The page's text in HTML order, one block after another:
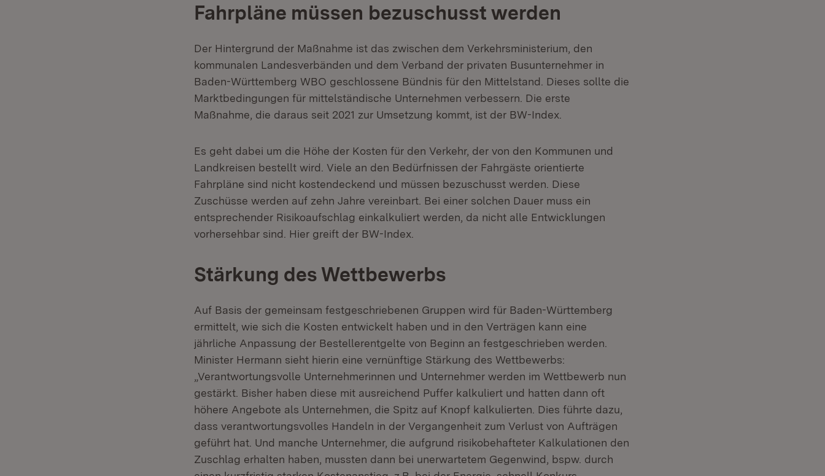
Fahrpläne müssen bezuschusst werden
Der Hintergrund der Maßnahme ist das zwischen dem Verkehrsministerium, den
kommunalen Landesverbänden und dem Verband der privaten Busunternehmer in
Baden-Württemberg WBO geschlossene Bündnis für den Mittelstand. Dieses sollte die
Marktbedingungen für mittelständische Unternehmen verbessern. Die erste
Maßnahme, die daraus seit 2021 zur Umsetzung kommt, ist der BW-Index.
Es geht dabei um die Höhe der Kosten für den Verkehr, der von den Kommunen und
Landkreisen bestellt wird. Viele an den Bedürfnissen der Fahrgäste orientierte
Fahrpläne sind nicht kostendeckend und müssen bezuschusst werden. Diese
Zuschüsse werden auf zehn Jahre vereinbart. Bei einer solchen Dauer muss ein
entsprechender Risikoaufschlag einkalkuliert werden, da nicht alle Entwicklungen
vorhersehbar sind. Hier greift der BW-Index.
Stärkung des Wettbewerbs
Auf Basis der gemeinsam festgeschriebenen Gruppen wird für Baden-Württemberg
ermittelt, wie sich die Kosten entwickelt haben und in den Verträgen kann eine
jährliche Anpassung der Bestellerentgelte von Beginn an festgeschrieben werden.
Minister Hermann sieht hierin eine vernünftige Stärkung des Wettbewerbs:
„Verantwortungsvolle Unternehmerinnen und Unternehmer werden im Wettbewerb nun
gestärkt. Bisher haben diese mit ausreichend Puffer kalkuliert und hatten dann oft
höhere Angebote als Unternehmen, die Spitz auf Knopf kalkulierten. Dies führte dazu,
dass verantwortungsvolles Handeln in der Vergangenheit zum Verlust von Aufträgen
geführt hat. Und manche Unternehmer, die aufgrund risikobehafteter Kalkulationen den
Zuschlag erhalten haben, mussten dann bei unerwartetem Gegenwind, bspw. durch